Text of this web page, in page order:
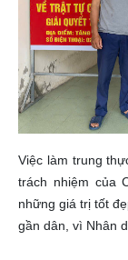
Việc làm trung
trách nhiệm của
những giá trị tốt
gần dân, vì Nhân